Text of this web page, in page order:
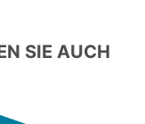
SIE AUCH